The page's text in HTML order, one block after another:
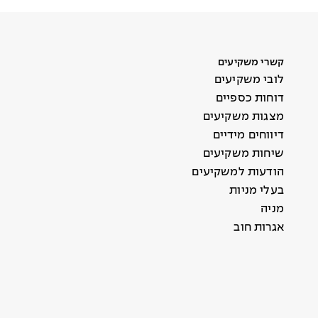
קשרי משקיעים
לובי משקיעים
דוחות כספיים
מצגות משקיעים
דיווחים מידיים
שיחות משקיעים
הודעות למשקיעים
בעלי מניות
מניה
אגרות חוב